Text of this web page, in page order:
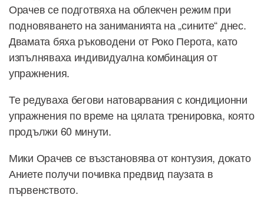
Орачев се подготвяха на облекчен режим при
подновяването на заниманията на „сините“ днес.
Двамата бяха ръководени от Роко Перота, като
изпълняваха индивидуална комбинация от
упражнения.
Те редуваха бегови натоварвания с кондиционни
упражнения по време на цялата тренировка, която
продължи 60 минути.
Мики Орачев се възстановява от контузия, докато
Аниете получи почивка предвид паузата в
първенството.